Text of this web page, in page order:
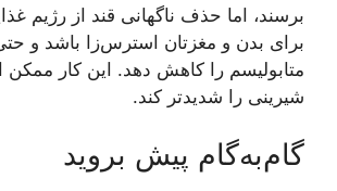
برسند، اما حذف ناگهانی قند از رژیم
برای بدن و مغزتان استرس‌زا باشد و
متابولیسم را کاهش دهد. این کار
شیرینی را شدیدتر کند.
گام‌به‌گام پیش بروید